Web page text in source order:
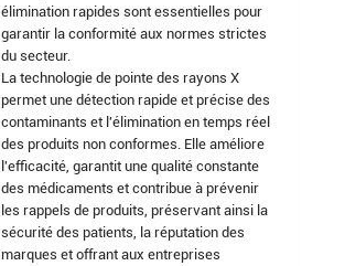
élimination rapides sont essentielles pour
garantir la conformité aux normes strictes
du secteur.
La technologie de pointe des rayons X
permet une détection rapide et précise des
contaminants et l'élimination en temps réel
des produits non conformes. Elle améliore
l'efficacité, garantit une qualité constante
des médicaments et contribue à prévenir
les rappels de produits, préservant ainsi la
sécurité des patients, la réputation des
marques et offrant aux entreprises